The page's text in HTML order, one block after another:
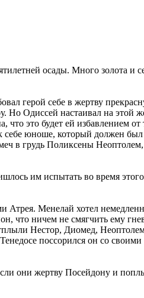
осады. Много золота и
герой себе в жертву
Но Одиссей настаивал на этой
это будет ей избавлением
юноше, который должен был
в грудь Поликсены
им испытать во время
Атрея. Менелай хотел
что ничем не смягчить ему
Нестор, Диомед,
поссорился он со
они жертву Посейдону и